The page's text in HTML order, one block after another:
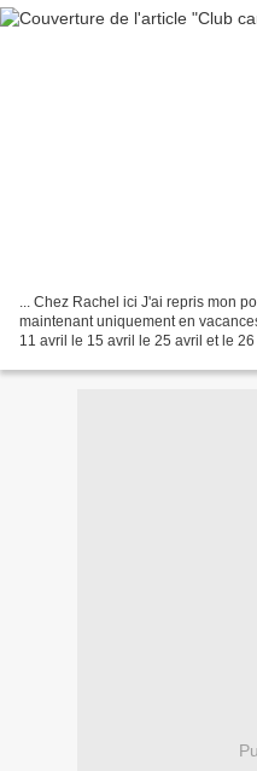
... Chez Rachel ici J'ai repris mon
maintenant uniquement en
11 avril le 15 avril le 25 avril et le